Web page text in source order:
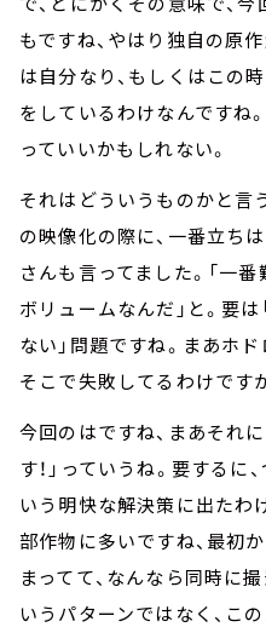
もですね、やはり独自の原
は自分なり、もしくはこの
をしているわけなんですね
っていいかもしれない。
それはどういうものかと言
の映像化の際に、一番立ち
さんも言ってました。「一
ボリュームなんだ」と。要
ない」問題ですね。まあホ
そこで失敗してるわけです
今回のはですね、まあそれ
す！」っていうね。要するに
いう明快な解決策に出たわ
部作物に多いですね、最初
まってて、なんなら同時に
いうパターンではなく、こ